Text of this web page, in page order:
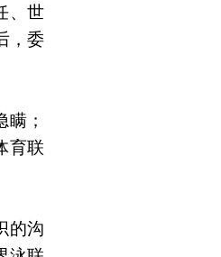
、世
，委
；
育联
的沟